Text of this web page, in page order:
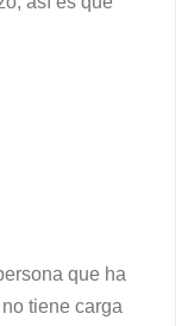
que ha
tiene carga